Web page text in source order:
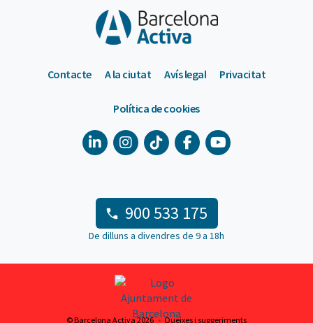
Contacte A la ciutat Avís legal Privacitat
Política de cookies
900 533 175
De dilluns a divendres de 9 a 18h
© Barcelona Activa 2026 Queixes i suggeriments